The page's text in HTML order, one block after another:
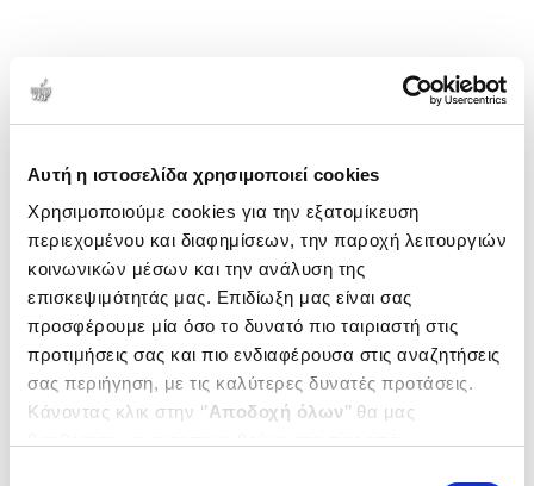
Αυτή η ιστοσελίδα χρησιμοποιεί cookies
Χρησιμοποιούμε cookies για την εξατομίκευση
περιεχομένου και διαφημίσεων, την παροχή λειτουργιών
κοινωνικών μέσων και την ανάλυση της
επισκεψιμότητάς μας. Επιδίωξη μας είναι σας
προσφέρουμε μία όσο το δυνατό πιο ταιριαστή στις
προτιμήσεις σας και πιο ενδιαφέρουσα στις αναζητήσεις
σας περιήγηση, με τις καλύτερες δυνατές προτάσεις.
Κάνοντας κλικ στην ‘’Αποδοχή όλων’’ θα μας